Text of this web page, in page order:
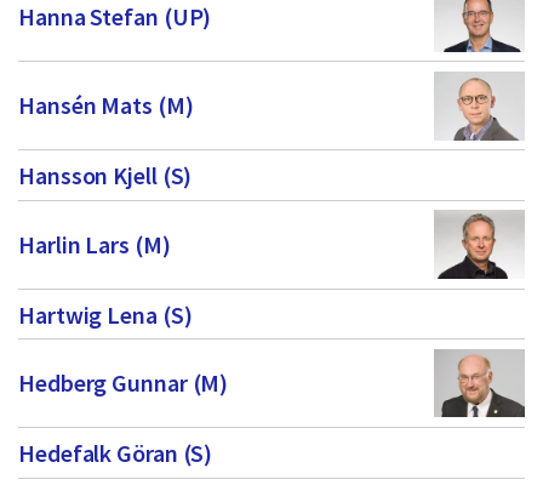
r
t
r
o
e
n
d
e
v
a
l
d
Hanna Stefan (UP)
Hansén Mats (M)
Hansson Kjell (S)
Harlin Lars (M)
Hartwig Lena (S)
Hedberg Gunnar (M)
Hedefalk Göran (S)